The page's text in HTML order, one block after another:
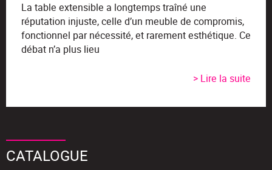
La table extensible a longtemps traîné une
réputation injuste, celle d’un meuble de compromis,
fonctionnel par nécessité, et rarement esthétique. Ce
débat n’a plus lieu
> Lire la suite
CATALOGUE